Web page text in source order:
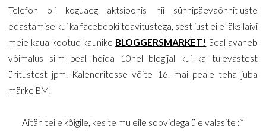
Telefon oli koguaeg aktsioonis nii sünnipäevaõnnitluste
edastamise kui ka facebooki teavitustega, sest just eile läks laivi
meie kaua kootud kaunike BLOGGERSMARKET! Seal avaneb
võimalus silm peal hoida 10nel blogijal kui ka tulevastest
üritustest jpm. Kalendritesse võite 16. mai peale teha juba
märke BM!
Aitäh teile kõigile, kes te mu eile soovidega üle valasite :*